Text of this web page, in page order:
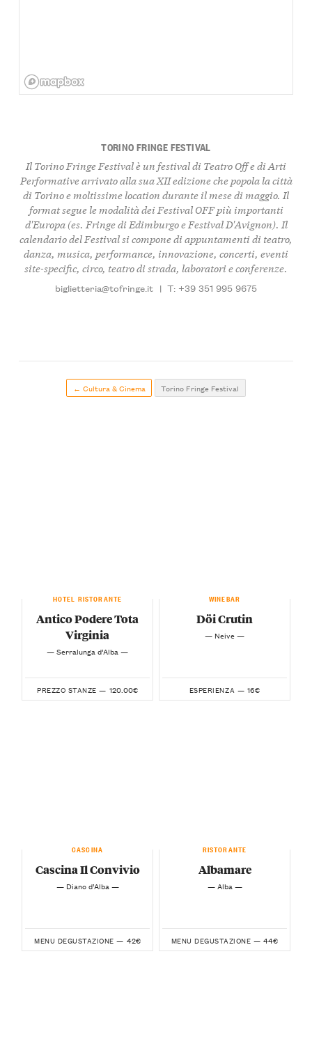
TORINO FRINGE FESTIVAL
Il Torino Fringe Festival è un festival di Teatro Off e di Arti
Performative arrivato alla sua XII edizione che popola la città
di Torino e moltissime location durante il mese di maggio. Il
format segue le modalità dei Festival OFF più importanti
d'Europa (es. Fringe di Edimburgo e Festival D'Avignon). Il
calendario del Festival si compone di appuntamenti di teatro,
danza, musica, performance, innovazione, concerti, eventi
site-specific, circo, teatro di strada, laboratori e conferenze.
biglietteria@tofringe.it | T: +39 351 995 9675
← Cultura & Cinema Torino Fringe Festival
HOTEL RISTORANTE
Antico Podere Tota
Virginia
— Serralunga d’Alba —
PREZZO STANZE — 120.00€
WINEBAR
Döi Crutin
— Neive —
ESPERIENZA — 16€
CASCINA
Cascina Il Convivio
— Diano d’Alba —
MENU DEGUSTAZIONE — 42€
RISTORANTE
Albamare
— Alba —
MENU DEGUSTAZIONE — 44€